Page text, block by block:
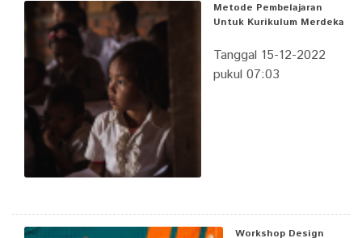
Metode Pembelajaran
Untuk Kurikulum Merdeka
Tanggal 15-12-2022
pukul 07:03
Workshop Design